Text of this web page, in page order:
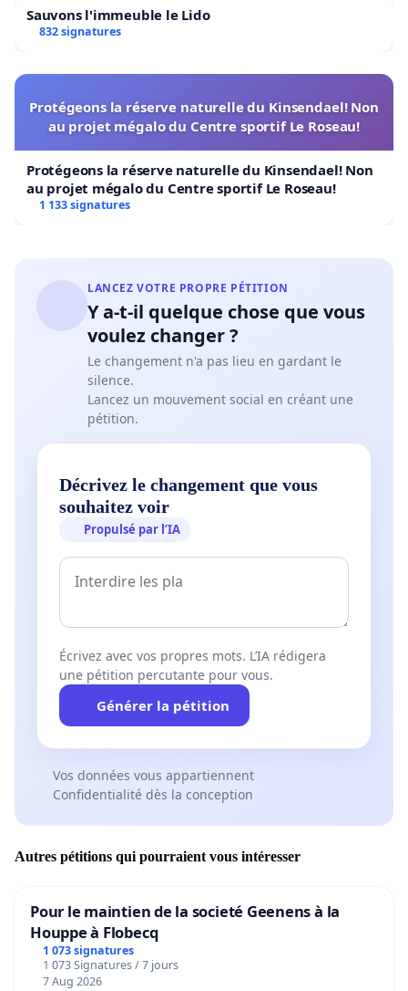
Sauvons l'immeuble le Lido
832 signatures
Protégeons la réserve naturelle du Kinsendael! Non
au projet mégalo du Centre sportif Le Roseau!
Protégeons la réserve naturelle du Kinsendael! Non
au projet mégalo du Centre sportif Le Roseau!
1 133 signatures
LANCEZ VOTRE PROPRE PÉTITION
Y a-t-il quelque chose que vous
voulez changer ?
Le changement n'a pas lieu en gardant le
silence.
Lancez un mouvement social en créant une
pétition.
Décrivez le changement que vous
souhaitez voir
Propulsé par l’IA
Écrivez avec vos propres mots. L’IA rédigera
une pétition percutante pour vous.
Générer la pétition
Vos données vous appartiennent
Confidentialité dès la conception
Autres pétitions qui pourraient vous intéresser
Pour le maintien de la societé Geenens à la
Houppe à Flobecq
1 073 signatures
1 073 Signatures / 7 jours
7 Aug 2026